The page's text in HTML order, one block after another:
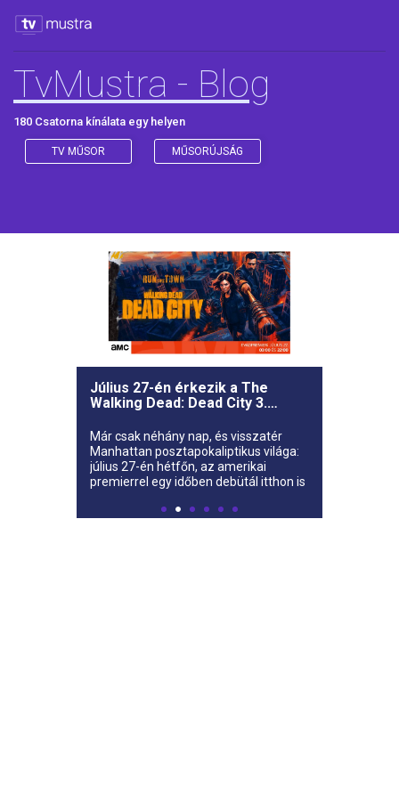
TvMustra - Blog
180 Csatorna kínálata egy helyen
TV MŰSOR MŰSORÚJSÁG
Új részekkel jön A hegyi doktor
- Újra rendel
Itt a várva várt új évad: július 27-tól
folytatódik dr.